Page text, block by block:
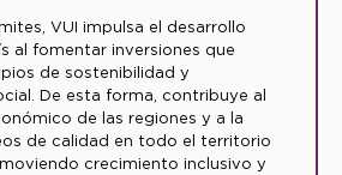
VUI impulsa el desarrollo
al fomentar inversiones que
de sostenibilidad y
De esta forma, contribuye al
de las regiones y a la
de calidad en todo el territorio
crecimiento inclusivo y